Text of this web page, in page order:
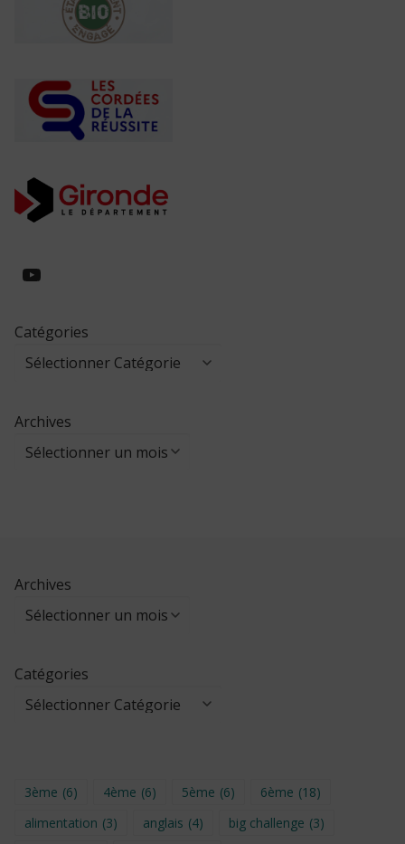
https://www.youtube.com/
Catégories
Archives
Archives
Catégories
3ème (6) 4ème (6) 5ème (6) 6ème (18)
alimentation (3) anglais (4) big challenge (3)